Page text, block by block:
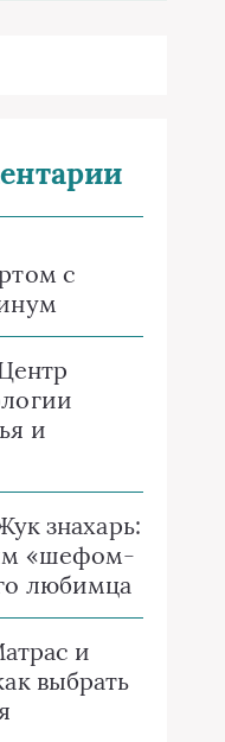
с
и
знахарь:
«шефом-
любимца
и
выбрать